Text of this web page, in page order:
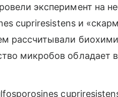
эксперимент на
cupriresistens и
рассчитывали
микробов обладает